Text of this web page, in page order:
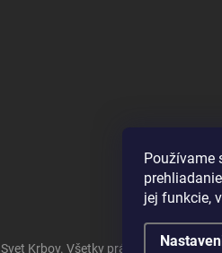
Používame
jej funkcie,
Svet Krbov. Všetky práva vyhradené.